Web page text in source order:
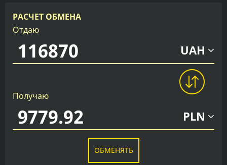
РАСЧЕТ ОБМЕНА
Отдаю
UAH
Получаю
PLN
ОБМЕНЯТЬ